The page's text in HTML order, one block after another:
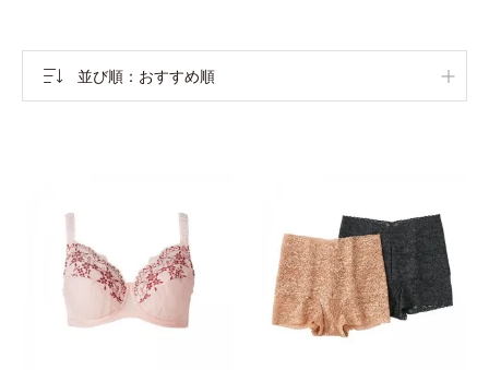
並び順 おすすめ順